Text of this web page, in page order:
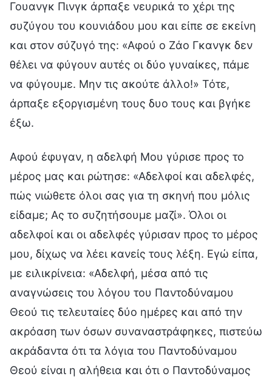
Γουανγκ Πινγκ άρπαξε νευρικά το χέρι της
συζύγου του κουνιάδου μου και είπε σε εκείνη
και στον σύζυγό της: «Αφού ο Ζάο Γκανγκ δεν
θέλει να φύγουν αυτές οι δύο γυναίκες, πάμε
να φύγουμε. Μην τις ακούτε άλλο!» Τότε,
άρπαξε εξοργισμένη τους δυο τους και βγήκε
έξω.
Αφού έφυγαν, η αδελφή Μου γύρισε προς το
μέρος μας και ρώτησε: «Αδελφοί και αδελφές,
πώς νιώθετε όλοι σας για τη σκηνή που μόλις
είδαμε; Ας το συζητήσουμε μαζί». Όλοι οι
αδελφοί και οι αδελφές γύρισαν προς το μέρος
μου, δίχως να λέει κανείς τους λέξη. Εγώ είπα,
με ειλικρίνεια: «Αδελφή, μέσα από τις
αναγνώσεις του λόγου του Παντοδύναμου
Θεού τις τελευταίες δύο ημέρες και από την
ακρόαση των όσων συναναστράφηκες, πιστεύω
ακράδαντα ότι τα λόγια του Παντοδύναμου
Θεού είναι η αλήθεια και ότι ο Παντοδύναμος